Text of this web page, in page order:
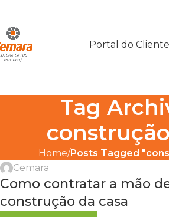
Portal do Cliente
Tag
Home Posts Tagged
Cemara
Como contratar a mão
construção da casa